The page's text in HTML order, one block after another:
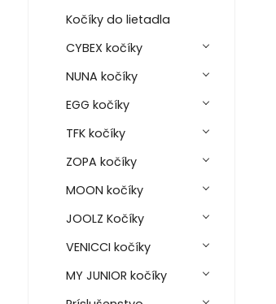
Kočíky do lietadla
CYBEX kočíky
NUNA kočíky
EGG kočíky
TFK kočíky
ZOPA kočíky
MOON kočíky
JOOLZ Kočíky
VENICCI kočíky
MY JUNIOR kočíky